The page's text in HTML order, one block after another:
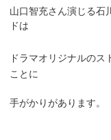
山口智充さん演じる石
ドは
ドラマオリジナルの
ことに
手がかりがあります。